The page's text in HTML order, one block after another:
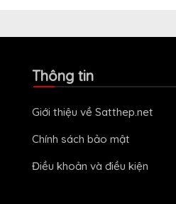
Thông tin
Giới thiệu về Satthep.net
Chính sách bảo mật
Điều khoản và điều kiện